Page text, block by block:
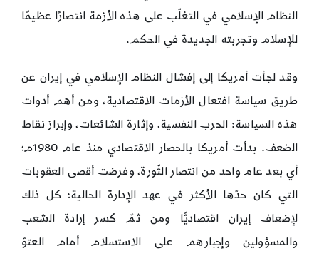
النظام الإسلامي في التغلّب على هذه الأزمة انتصارًا عظيمًا
للإسلام وتجربته الجديدة في الحكم.
وقد لجأت أمريكا إلى إفشال النظام الإسلامي في إيران عن
طريق سياسة افتعال الأزمات الاقتصادية، ومن أهم أدوات
هذه السياسة: الحرب النفسية، وإثارة الشائعات، وإبراز نقاط
الضعف. بدأت أمريكا بالحصار الاقتصادي منذ عام 1980م؛
أي بعد عام واحد من انتصار الثّورة، وفرضت أقصى العقوبات
التي كان حدّها الأكثر في عهد الإدارة الحالية؛ كل ذلك
لإضعاف إيران اقتصاديًّا ومن ثمّ كسر إرادة الشعب
والمسؤولين وإجبارهم على الاستسلام أمام العتوّ